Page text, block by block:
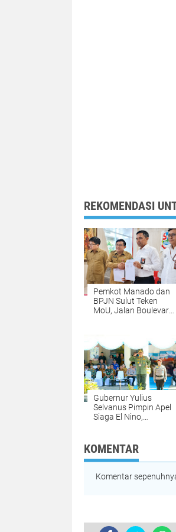
REKOMENDASI
Pemkot Manado dan
BPJN Sulut Teken
MoU, Jalan Boulevard
Gubernur Yulius
Selvanus Pimpin Apel
Siaga El Nino,
dan Penegakan
Hukum Tanpa
Kompromi
KOMENTAR
Komentar